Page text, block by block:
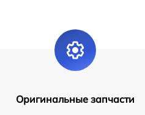
Оригинальные запчасти